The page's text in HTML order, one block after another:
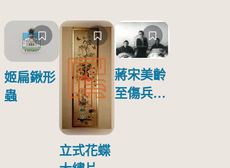
姬扁鍬形
蟲
立式花蝶
蔣宋美齡
至傷兵醫
傷日本戰